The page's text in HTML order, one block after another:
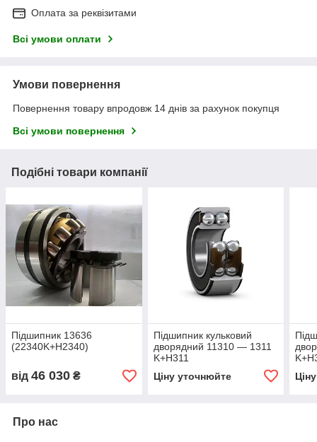
Оплата за реквізитами
Всі умови оплати
Умови повернення
Повернення товару впродовж 14 днів за рахунок покупця
Всі умови повернення
Подібні товари компанії
Підшипник 13636
(22340K+H2340)
від 46 030 ₴
Підшипник кульковий
дворядний 11310 — 1311
K+H311
Ціну уточнюйте
Про нас